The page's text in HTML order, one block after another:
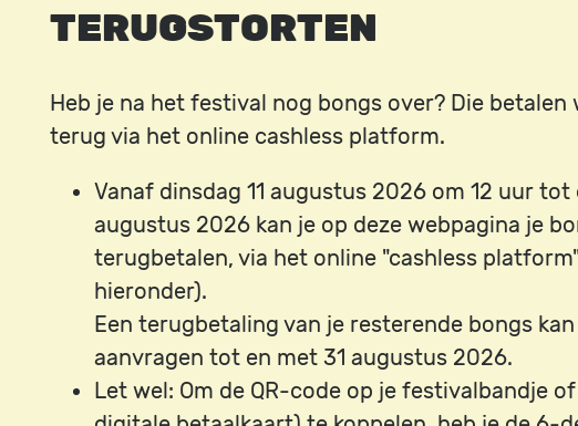
TERUGSTORTEN
Heb je na het festival nog bongs over? Die betalen
terug via het online cashless platform.
Vanaf dinsdag 11 augustus 2026 om 12 uur tot
augustus 2026 kan je op deze webpagina je
terugbetalen, via het online "cashless
hieronder).
Een terugbetaling van je resterende bongs
aanvragen tot en met 31 augustus 2026.
Let wel: Om de QR-code op je festivalbandje